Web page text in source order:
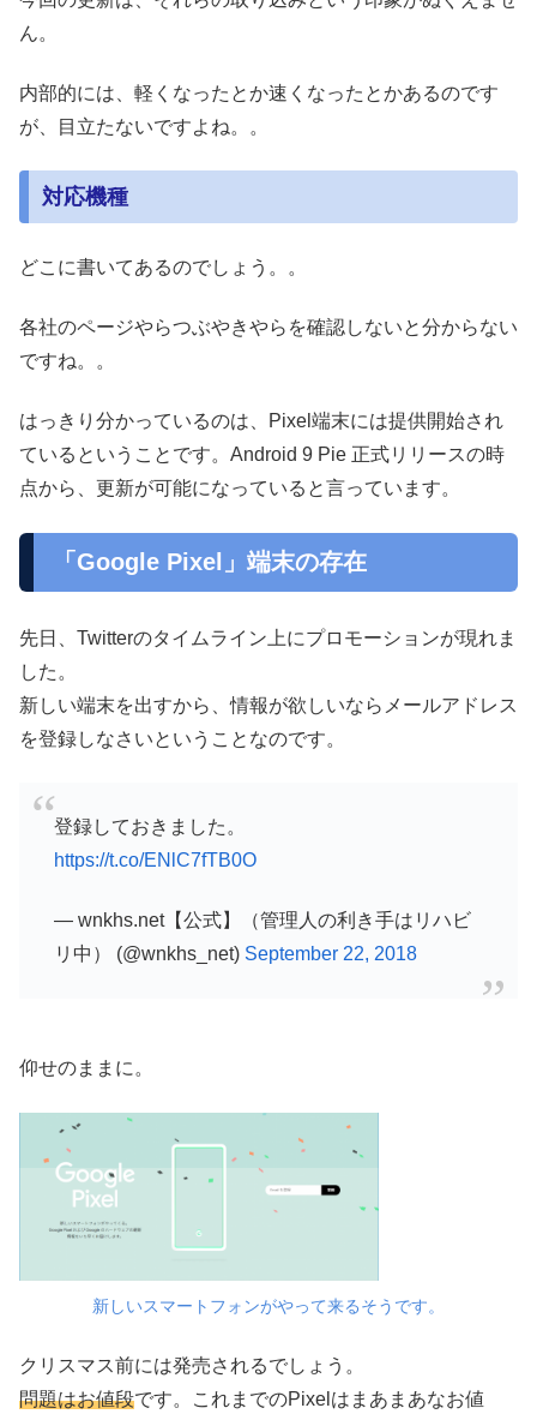
ん。
内部的には、軽くなったとか速くなったとかあるのです
が、目立たないですよね。。
対応機種
どこに書いてあるのでしょう。。
各社のページやらつぶやきやらを確認しないと分からない
ですね。。
はっきり分かっているのは、Pixel端末には提供開始され
ているということです。Android 9 Pie 正式リリースの時
点から、更新が可能になっていると言っています。
「Google Pixel」端末の存在
先日、Twitterのタイムライン上にプロモーションが現れま
した。
新しい端末を出すから、情報が欲しいならメールアドレス
を登録しなさいということなのです。
登録しておきました。
https://t.co/ENlC7fTB0O
— wnkhs.net【公式】（管理人の利き手はリハビ
リ中） (@wnkhs_net) September 22, 2018
仰せのままに。
新しいスマートフォンがやって来るそうです。
クリスマス前には発売されるでしょう。
問題はお値段です。これまでのPixelはまあまあなお値